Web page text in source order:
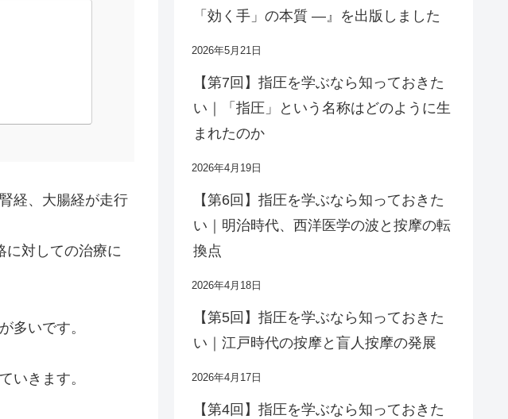
経、大腸経が走行
に対しての治療に
多いです。
いきます。
「効く手」の本質 ―』を出版しました
2026年5月21日
【第7回】指圧を学ぶなら知っておきた
い｜「指圧」という名称はどのように生
まれたのか
2026年4月19日
【第6回】指圧を学ぶなら知っておきた
い｜明治時代、西洋医学の波と按摩の転
換点
2026年4月18日
【第5回】指圧を学ぶなら知っておきた
い｜江戸時代の按摩と盲人按摩の発展
2026年4月17日
【第4回】指圧を学ぶなら知っておきた